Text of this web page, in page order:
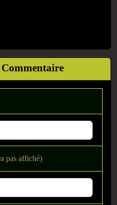
Commentaire
pas affiché)